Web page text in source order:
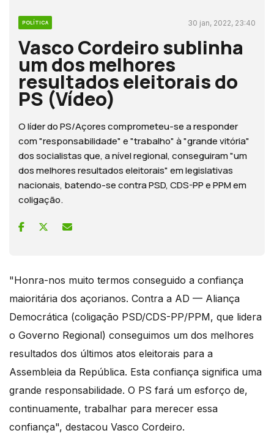
POLÍTICA 30 jan, 2022, 23:40
Vasco Cordeiro sublinha
um dos melhores
resultados eleitorais do
PS (Vídeo)
O líder do PS/Açores comprometeu-se a responder
com "responsabilidade" e "trabalho" à "grande vitória"
dos socialistas que, a nível regional, conseguiram "um
dos melhores resultados eleitorais" em legislativas
nacionais, batendo-se contra PSD, CDS-PP e PPM em
coligação.
"Honra-nos muito termos conseguido a confiança
maioritária dos açorianos. Contra a AD — Aliança
Democrática (coligação PSD/CDS-PP/PPM, que lidera
o Governo Regional) conseguimos um dos melhores
resultados dos últimos atos eleitorais para a
Assembleia da República. Esta confiança significa uma
grande responsabilidade. O PS fará um esforço de,
continuamente, trabalhar para merecer essa
confiança", destacou Vasco Cordeiro.